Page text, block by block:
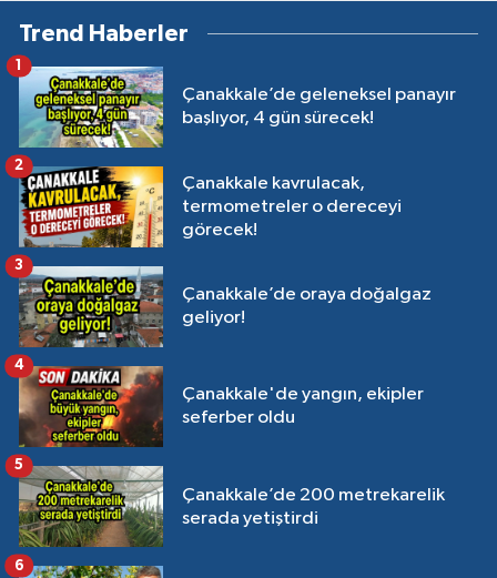
Trend Haberler
Çanakkale’de geleneksel panayır
başlıyor, 4 gün sürecek!
1
Çanakkale kavrulacak,
termometreler o dereceyi
görecek!
2
Çanakkale’de oraya doğalgaz
geliyor!
3
Çanakkale'de yangın, ekipler
seferber oldu
4
Çanakkale’de 200 metrekarelik
serada yetiştirdi
5
6